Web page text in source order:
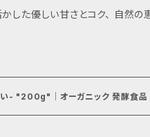
るオリゴ糖は、 腸内の善玉菌を増や
うじ(自社製造)、有機米(宮
【有機古代米甘酒】-希釈して飲むタイプ・香ばしい味わい- "200g"│オーガニ